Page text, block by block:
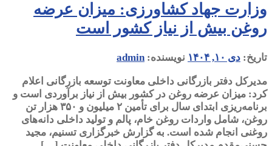
وزارت جهاد کشاورزی: میزان عرضه
روغن بیش از نیاز کشور است
تاریخ: دی ۱۰, ۱۴۰۴ نویسنده:admin
مدیرکل دفتر بازرگانی داخلی معاونت توسعه بازرگانی اعلام
کرد: میزان عرضه روغن در کشور بیش از نیاز برآوردی است و
برنامه‌ریزی ابتدای سال برای تأمین ۲ میلیون و ۳۵۰ هزار تن
روغن، شامل واردات روغن خام، پالم و تولید داخلی دانه‌های
روغنی انجام شده است. به گزارش خبرگزاری تسنیم، مجید